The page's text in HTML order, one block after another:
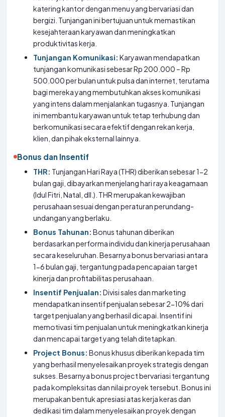
katering kantor dengan menu yang bervariasi dan
bergizi. Tunjangan ini bertujuan untuk memastikan
kesejahteraan karyawan dan meningkatkan
produktivitas kerja.
Tunjangan Komunikasi: Karyawan mendapatkan
tunjangan komunikasi sebesar Rp 200.000 – Rp
500.000 per bulan untuk pulsa dan internet, terutama
bagi mereka yang membutuhkan akses komunikasi
yang intens dalam menjalankan tugasnya. Tunjangan
ini membantu karyawan untuk tetap terhubung dan
berkomunikasi secara efektif dengan rekan kerja,
klien, dan pihak eksternal lainnya.
Bonus dan Insentif
THR: Tunjangan Hari Raya (THR) diberikan sebesar 1-2
bulan gaji, dibayarkan menjelang hari raya keagamaan
(Idul Fitri, Natal, dll.). THR merupakan kewajiban
perusahaan sesuai dengan peraturan perundang-
undangan yang berlaku.
Bonus Tahunan: Bonus tahunan diberikan
berdasarkan performa individu dan kinerja perusahaan
secara keseluruhan. Besarnya bonus bervariasi antara
1-6 bulan gaji, tergantung pada pencapaian target
kinerja dan profitabilitas perusahaan.
Insentif Penjualan: Divisi sales dan marketing
mendapatkan insentif penjualan sebesar 2-10% dari
target penjualan yang berhasil dicapai. Insentif ini
memotivasi tim penjualan untuk meningkatkan kinerja
dan mencapai target yang telah ditetapkan.
Project Bonus: Bonus khusus diberikan kepada tim
yang berhasil menyelesaikan proyek strategis dengan
sukses. Besarnya bonus project bervariasi tergantung
pada kompleksitas dan nilai proyek tersebut. Bonus ini
merupakan bentuk apresiasi atas kerja keras dan
dedikasi tim dalam menyelesaikan proyek dengan